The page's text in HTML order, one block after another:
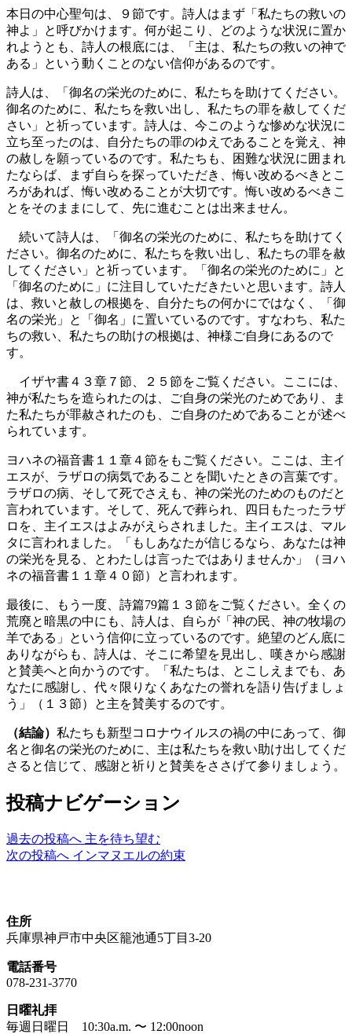
本日の中心聖句は、９節です。詩人はまず「私たちの救いの
神よ」と呼びかけます。何が起こり、どのような状況に置か
れようとも、詩人の根底には、「主は、私たちの救いの神で
ある」という動くことのない信仰があるのです。
詩人は、「御名の栄光のために、私たちを助けてください。
御名のために、私たちを救い出し、私たちの罪を赦してくだ
さい」と祈っています。詩人は、今このような惨めな状況に
立ち至ったのは、自分たちの罪のゆえであることを覚え、神
の赦しを願っているのです。私たちも、困難な状況に囲まれ
たならば、まず自らを探っていただき、悔い改めるべきとこ
ろがあれば、悔い改めることが大切です。悔い改めるべきこ
とをそのままにして、先に進むことは出来ません。
続いて詩人は、「御名の栄光のために、私たちを助けてく
ださい。御名のために、私たちを救い出し、私たちの罪を赦
してください」と祈っています。「御名の栄光のために」と
「御名のために」に注目していただきたいと思います。詩人
は、救いと赦しの根拠を、自分たちの何かにではなく、「御
名の栄光」と「御名」に置いているのです。すなわち、私た
ちの救い、私たちの助けの根拠は、神様ご自身にあるので
す。
イザヤ書４３章７節、２５節をご覧ください。ここには、
神が私たちを造られたのは、ご自身の栄光のためであり、ま
た私たちが罪赦されたのも、ご自身のためであることが述べ
られています。
ヨハネの福音書１１章４節をもご覧ください。ここは、主イ
エスが、ラザロの病気であることを聞いたときの言葉です。
ラザロの病、そして死でさえも、神の栄光のためのものだと
言われています。そして、死んで葬られ、四日もたったラザ
ロを、主イエスはよみがえらされました。主イエスは、マル
タに言われました。「もしあなたが信じるなら、あなたは神
の栄光を見る、とわたしは言ったではありませんか」（ヨハ
ネの福音書１１章４０節）と言われます。
最後に、もう一度、詩篇79篇１３節をご覧ください。全くの
荒廃と暗黒の中にも、詩人は、自らが「神の民、神の牧場の
羊である」という信仰に立っているのです。絶望のどん底に
ありながらも、詩人は、そこに希望を見出し、嘆きから感謝
と賛美へと向かうのです。「私たちは、とこしえまでも、あ
なたに感謝し、代々限りなくあなたの誉れを語り告げましょ
う」（１３節）と主を賛美するのです。
（結論） 私たちも新型コロナウイルスの禍の中にあって、御
名と御名の栄光のために、主は私たちを救い助け出してくだ
さると信じて、感謝と祈りと賛美をささげて参りましょう。
投稿ナビゲーション
過去の投稿へ 主を待ち望む
次の投稿へ インマヌエルの約束
住所
兵庫県神戸市中央区籠池通5丁目3-20
電話番号
078-231-3770
日曜礼拝
毎週日曜日 10:30a.m. 〜 12:00noon